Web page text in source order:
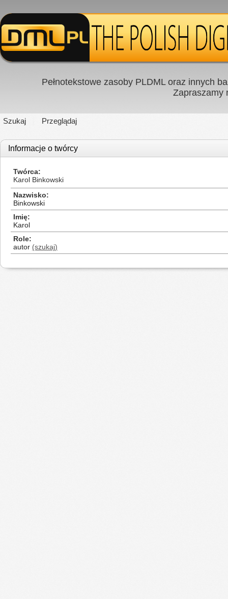
Pełnotekstowe zasoby PLDML oraz innych
Zapraszamy
Szukaj Przeglądaj
Informacje o twórcy
Twórca
Karol Binkowski
Nazwisko
Binkowski
Imię
Karol
Role
autor (szukaj)